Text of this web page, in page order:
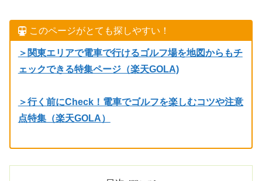
このページがとても探しやすい！
＞関東エリアで電車で行けるゴルフ場を地図からもチ
ェックできる特集ページ（楽天GOLA)
＞行く前にCheck！電車でゴルフを楽しむコツや注意
点特集（楽天GOLA）